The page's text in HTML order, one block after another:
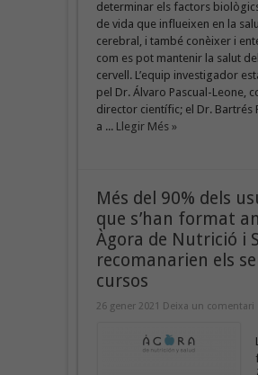
determinar els factors
de vida que influeixen en la
cerebral, i també conèixer i
com es pot mantenir la salut
cervell. L’equip investigador
pel Dr. Álvaro Pascual-Leone,
director científic; el Dr. Bartrés
a ... Llegir Més »
Més del 90% dels
que s’han format
Àgora de Nutrició i
recomanarien els
cursos
26 gener 2021 Deixa un comentari